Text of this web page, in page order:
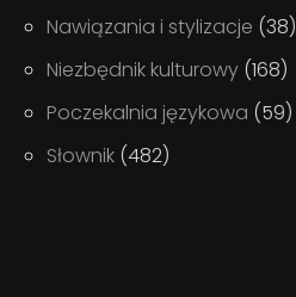
Nawiązania i stylizacje (38)
Niezbędnik kulturowy (168)
Poczekalnia językowa (59)
Słownik (482)